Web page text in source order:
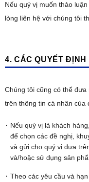
Nếu quý vị muốn thảo
lòng liên hệ với chúng tôi
4. CÁC QUYẾT ĐỊNH
Chúng tôi cũng có thể
trên thông tin cá nhân
Nếu quý vị là khách
để chọn các đề nghị,
và gửi cho quý vị dựa
và/hoặc sử dụng sản
Theo các yêu cầu và